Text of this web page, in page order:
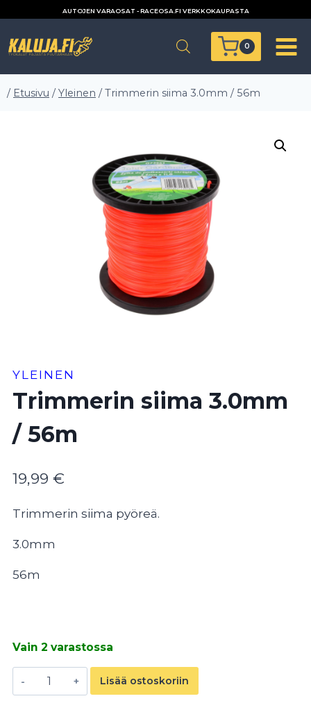
AUTOJEN VARAOSAT - RACEOSA.FI VERKKOKAUPASTA
0
/ Etusivu / Yleinen / Trimmerin siima 3.0mm / 56m
YLEINEN
Trimmerin siima 3.0mm
/ 56m
19,99 €
Trimmerin siima pyöreä.
3.0mm
56m
Vain 2 varastossa
Trimmerin
siima
Lisää ostoskoriin